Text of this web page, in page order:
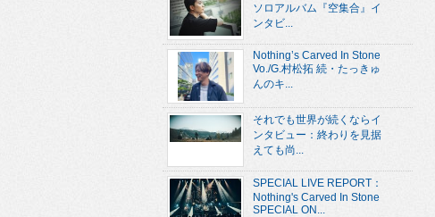
ソロアルバム『空集合』イ
ンタビ...
Nothing’s Carved In Stone
Vo./G.村松拓 続・たっきゅ
んのキ...
それでも世界が続くならイ
ンタビュー：終わりを見据
えても尚...
SPECIAL LIVE REPORT：
Nothing's Carved In Stone
SPECIAL ON...